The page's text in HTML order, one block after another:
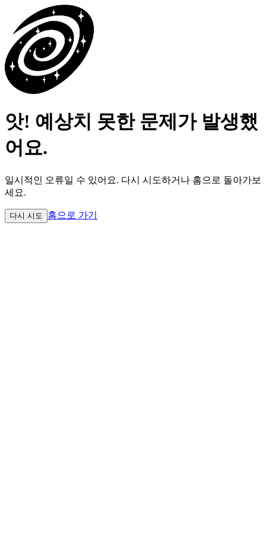
앗! 예상치 못한 문제가 발생했
어요.
일시적인 오류일 수 있어요. 다시 시도하거나 홈으로 돌아가보
세요.
다시 시도 홈으로 가기